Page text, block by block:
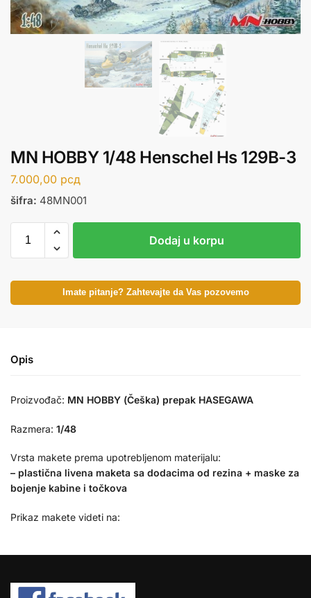
MN HOBBY 1/48 Henschel Hs 129B-3
7.000,00 рсд
šifra: 48MN001
Dodaj u korpu
Imate pitanje? Zahtevajte da Vas pozovemo
Opis
Proizvođač: MN HOBBY (Češka) prepak HASEGAWA
Razmera: 1/48
Vrsta makete prema upotrebljenom materijalu:
– plastična livena maketa sa dodacima od rezina + maske za
bojenje kabine i točkova
Prikaz makete videti na: